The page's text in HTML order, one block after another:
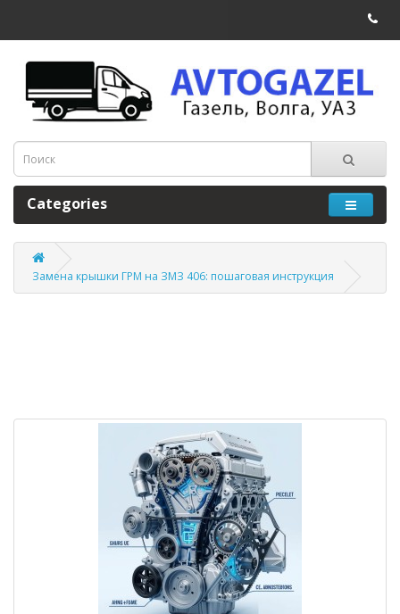
Categories
Замена крышки ГРМ на ЗМЗ 406: пошаговая инструкция